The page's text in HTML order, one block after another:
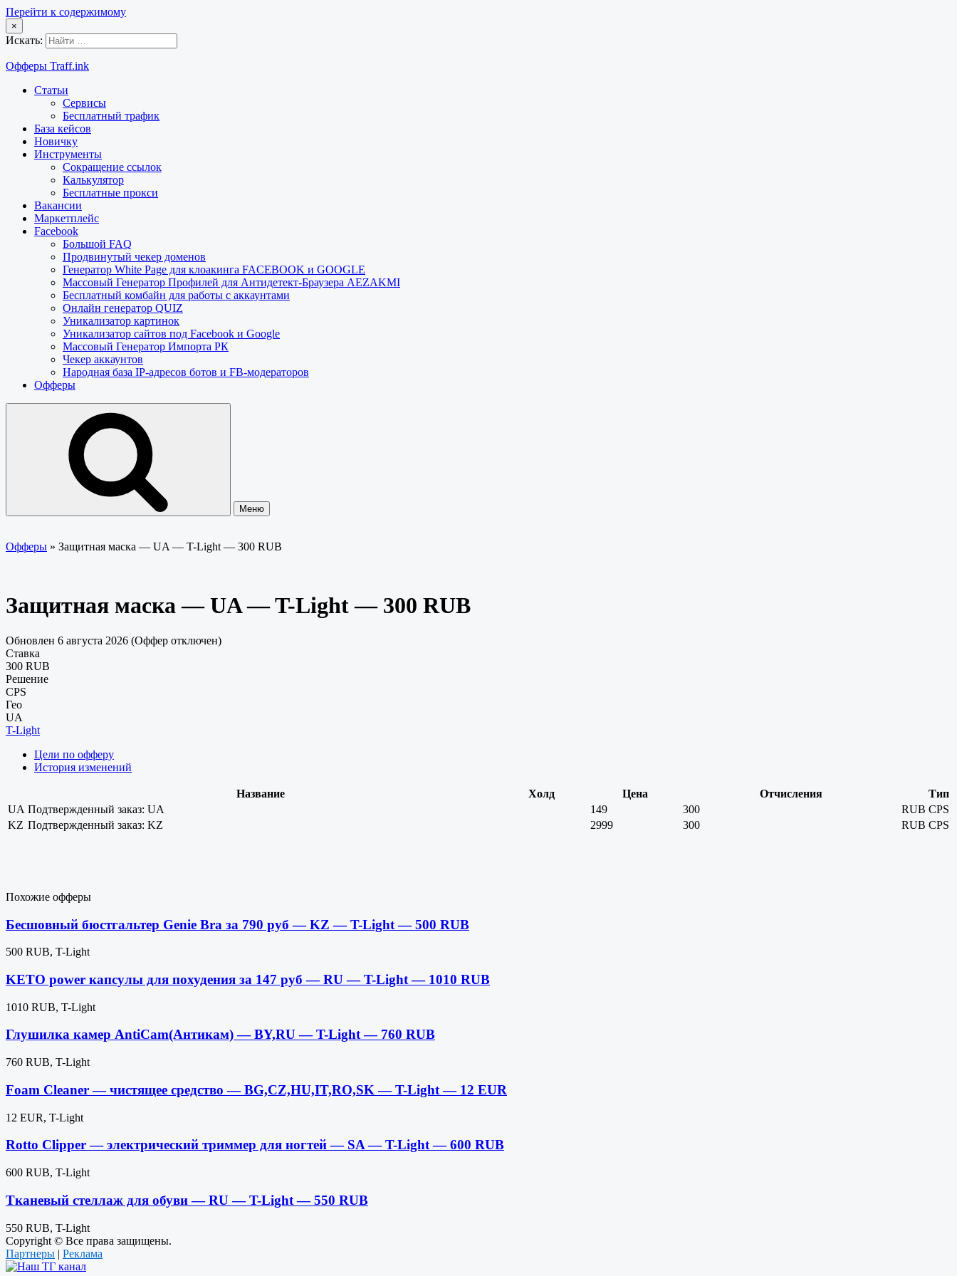
Перейти к содержимому
×
Искать:
Офферы Traff.ink
Статьи
Сервисы
Бесплатный трафик
База кейсов
Новичку
Инструменты
Сокращение ссылок
Калькулятор
Бесплатные прокси
Вакансии
Маркетплейс
Facebook
Большой FAQ
Продвинутый чекер доменов
Генератор White Page для клоакинга FACEBOOK и GOOGLE
Массовый Генератор Профилей для Антидетект-Браузера AEZAKMI
Бесплатный комбайн для работы с аккаунтами
Онлайн генератор QUIZ
Уникализатор картинок
Уникализатор сайтов под Facebook и Google
Массовый Генератор Импорта РК
Чекер аккаунтов
Народная база IP-адресов ботов и FB-модераторов
Офферы
Меню
Офферы » Защитная маска — UA — T-Light — 300 RUB
Защитная маска — UA — T-Light — 300 RUB
Обновлен 6 августа 2026 (Оффер отключен)
Ставка
300 RUB
Решение
CPS
Гео
UA
T-Light
Цели по офферу
История изменений
Название Холд Цена Отчисления
Тип
UA Подтвержденный заказ: UA 149 300 RUB CPS
KZ Подтвержденный заказ: KZ 2999 300 RUB CPS
Похожие офферы
Бесшовный бюстгальтер Genie Bra за 790 руб — KZ — T-Light — 500 RUB
500 RUB, T-Light
KETO power капсулы для похудения за 147 руб — RU — T-Light — 1010 RUB
1010 RUB, T-Light
Глушилка камер AntiCam(Антикам) — BY,RU — T-Light — 760 RUB
760 RUB, T-Light
Foam Cleaner — чистящее средство — BG,CZ,HU,IT,RO,SK — T-Light — 12 EUR
12 EUR, T-Light
Rotto Clipper — электрический триммер для ногтей — SA — T-Light — 600 RUB
600 RUB, T-Light
Тканевый стеллаж для обуви — RU — T-Light — 550 RUB
550 RUB, T-Light
Copyright © Все права защищены.
Партнеры | Реклама